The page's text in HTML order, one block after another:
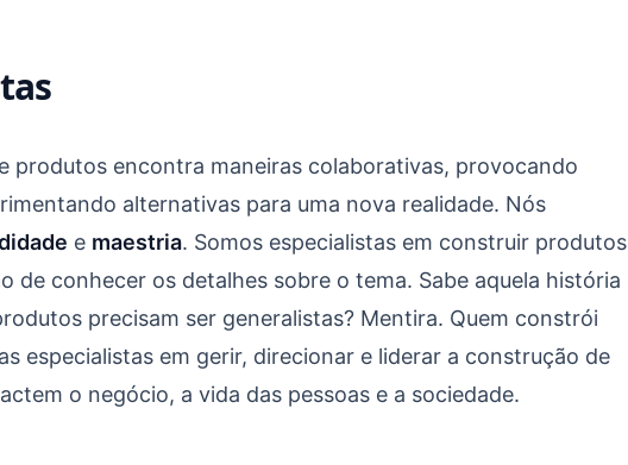
produtos encontra maneiras colaborativas, provocando
alternativas para uma nova realidade. Nós
e maestria. Somos especialistas em construir produtos
de conhecer os detalhes sobre o tema. Sabe aquela história
precisam ser generalistas? Mentira. Quem constrói
especialistas em gerir, direcionar e liderar a construção de
o negócio, a vida das pessoas e a sociedade.